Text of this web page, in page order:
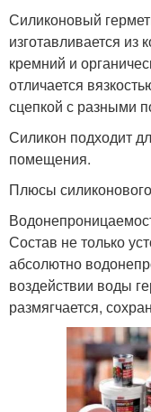
Силиконовый
изготавливается из
кремний и
отличается
сцепкой с разными
Силикон подходит
помещения.
Плюсы
Состав не только
абсолютно
воздействии воды
размягчается,